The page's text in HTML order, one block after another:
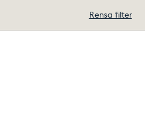
Rensa filter